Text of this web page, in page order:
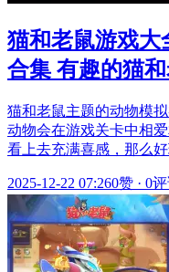
猫和老鼠游戏大
合集 有趣的猫
猫和老鼠主题的动物模
动物会在游戏关卡中相
看上去充满喜感，那么
2025-12-22 07:260赞 · 0